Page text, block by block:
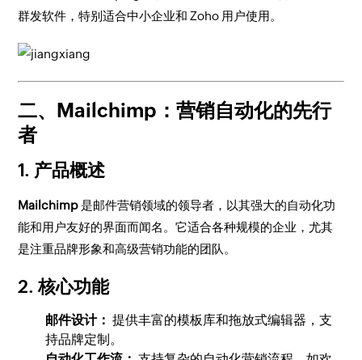
群发软件，特别适合中小企业和 Zoho 用户使用。
二、Mailchimp：营销自动化的先行
者
1. 产品概述
Mailchimp是邮件营销领域的领导者，以其强大的自动化功
能和用户友好的界面而闻名。它适合各种规模的企业，尤其
是注重品牌形象和高级营销功能的团队。
2. 核心功能
邮件设计： 提供丰富的模板库和拖放式编辑器，支
持品牌定制。